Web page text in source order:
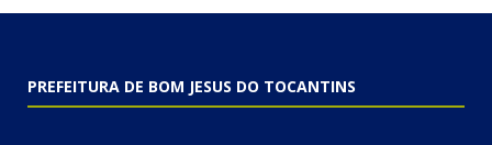
PREFEITURA DE BOM JESUS DO TOCANTINS